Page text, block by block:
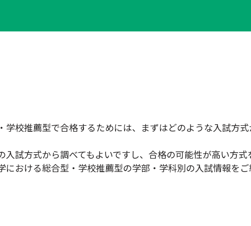
学校推薦型で合格するためには、まずはどのような入試方
入試方式から調べてもよいですし、合格の可能性が高い方
における総合型・学校推薦型の学部・学科別の入試情報を